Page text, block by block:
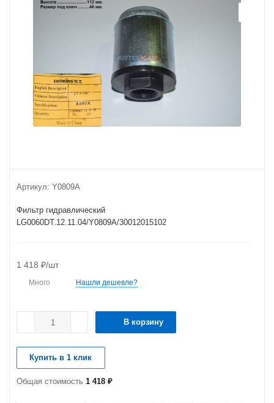
Артикул: Y0809A
Фильтр гидравлический
LG0060DT.12.11.04/Y0809A/30012015102
1 418 ₽/шт
Много Нашли дешевле?
В корзину
Купить в 1 клик
Общая стоимость 1 418 ₽